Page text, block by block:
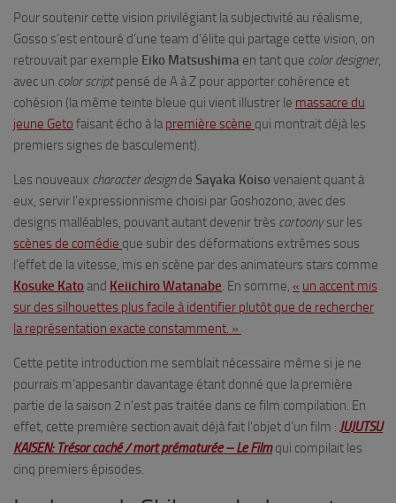
Pour soutenir cette vision privilégiant la subjectivité au réalisme,
Gosso s’est entouré d’une team d’élite qui partage cette vision, on
retrouvait par exemple Eiko Matsushima en tant que color designer,
avec un color scriptpensé de A à Z pour apporter cohérence et
cohésion (la même teinte bleue qui vient illustrer le massacre du
jeune Geto faisant écho à la première scène qui montrait déjà les
premiers signes de basculement).
Les nouveaux character designde Sayaka Koiso venaient quant à
eux, servir l’expressionnisme choisi par Goshozono, avec des
designs malléables, pouvant autant devenir très cartoonysur les
scènes de comédie que subir des déformations extrêmes sous
l’effet de la vitesse, mis en scène par des animateurs stars comme
Kosuke Katoand Keiichiro Watanabe. En somme, « un accent mis
sur des silhouettes plus facile à identifier plutôt que de rechercher
la représentation exacte constamment. »
Cette petite introduction me semblait nécessaire même si je ne
pourrais m’appesantir davantage étant donné que la première
partie de la saison 2 n’est pas traitée dans ce film compilation. En
effet, cette première section avait déjà fait l’objet d’un film : JUJUTSU
KAISEN: Trésor caché / mort prématurée – Le Filmqui compilait les
cinq premiers épisodes.